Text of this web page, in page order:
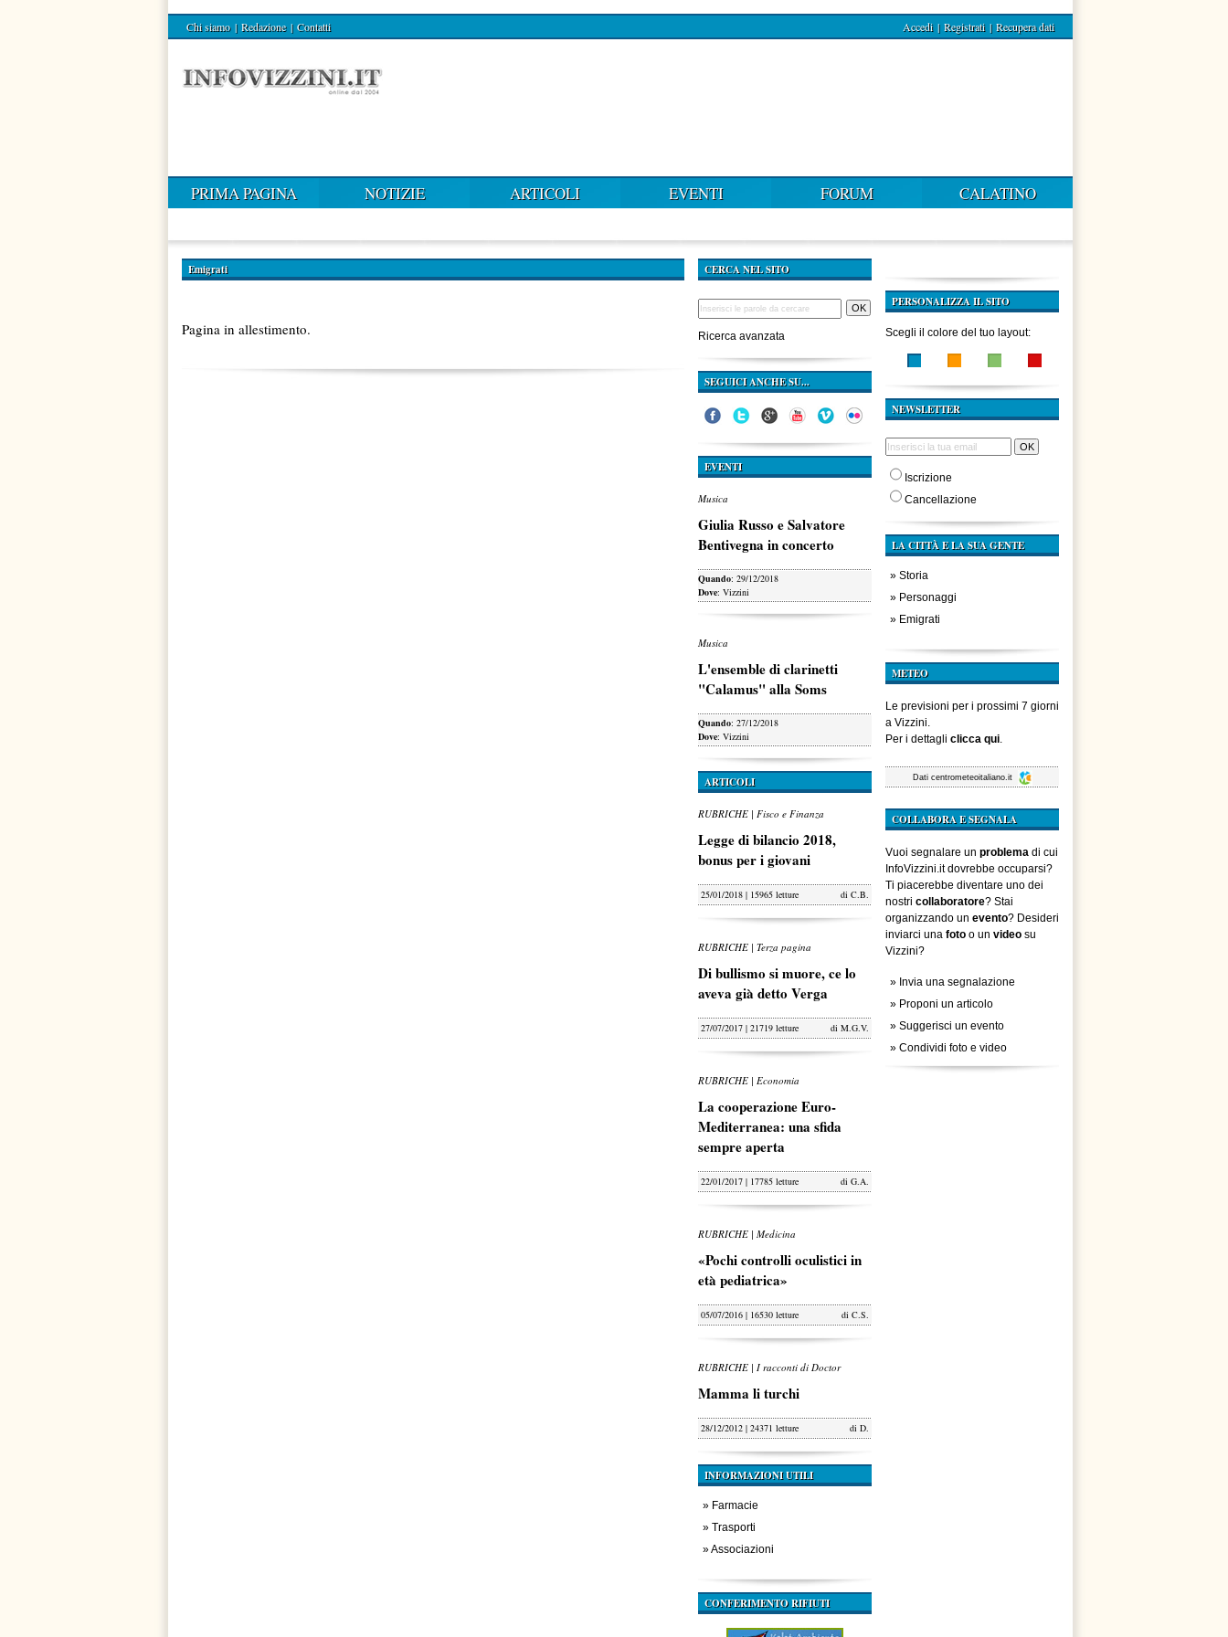
Chi siamo | Redazione | Contatti Accedi | Registrati | Recupera dati
PRIMA PAGINA NOTIZIE ARTICOLI EVENTI FORUM CALATINO
Emigrati
Pagina in allestimento.
CERCA NEL SITO
Ricerca avanzata
SEGUICI ANCHE SU...
EVENTI
Musica
Giulia Russo e Salvatore
Bentivegna in concerto
Quando: 29/12/2018
Dove: Vizzini
Musica
L'ensemble di clarinetti
"Calamus" alla Soms
Quando: 27/12/2018
Dove: Vizzini
ARTICOLI
RUBRICHE | Fisco e Finanza
Legge di bilancio 2018,
bonus per i giovani
25/01/2018 | 15965 letture di C.B.
RUBRICHE | Terza pagina
Di bullismo si muore, ce lo
aveva già detto Verga
27/07/2017 | 21719 letture di M.G.V.
RUBRICHE | Economia
La cooperazione Euro-
Mediterranea: una sfida
sempre aperta
22/01/2017 | 17785 letture di G.A.
RUBRICHE | Medicina
«Pochi controlli oculistici in
età pediatrica»
05/07/2016 | 16530 letture di C.S.
RUBRICHE | I racconti di Doctor
Mamma li turchi
28/12/2012 | 24371 letture di D.
INFORMAZIONI UTILI
» Farmacie
» Trasporti
»Associazioni
CONFERIMENTO RIFIUTI
PERSONALIZZA IL SITO
Scegli il colore del tuo layout:
NEWSLETTER
Iscrizione
Cancellazione
LA CITTÀ E LA SUA GENTE
» Storia
» Personaggi
» Emigrati
METEO
Le previsioni per i prossimi 7 giorni
a Vizzini.
Per i dettagli clicca qui.
Dati centrometeoitaliano.it
COLLABORA E SEGNALA
Vuoi segnalare un problema di cui
InfoVizzini.it dovrebbe occuparsi?
Ti piacerebbe diventare uno dei
nostri collaboratore? Stai
organizzando un evento? Desideri
inviarci una foto o un video su
Vizzini?
» Invia una segnalazione
» Proponi un articolo
» Suggerisci un evento
» Condividi foto e video